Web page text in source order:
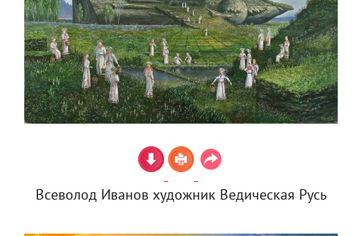
Всеволод Иванов художник Ведическая Русь